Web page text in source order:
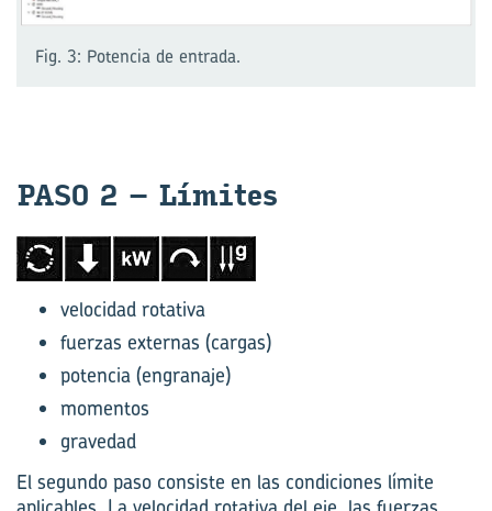
Fig. 3: Potencia de entrada.
PASO 2 – Lí­mi­tes
velocidad rotativa
fuerzas externas (cargas)
potencia (engranaje)
momentos
gravedad
El segundo paso consiste en las condiciones límite